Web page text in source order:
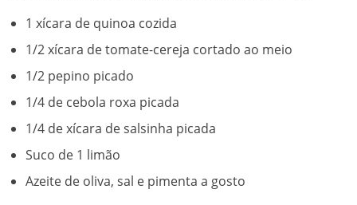
1 xícara de quinoa cozida
1/2 xícara de tomate-cereja cortado ao meio
1/2 pepino picado
1/4 de cebola roxa picada
1/4 de xícara de salsinha picada
Suco de 1 limão
Azeite de oliva, sal e pimenta a gosto